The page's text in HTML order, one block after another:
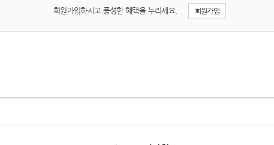
회원가입하시고 풍성한 혜택을 누리세요. 회원가입